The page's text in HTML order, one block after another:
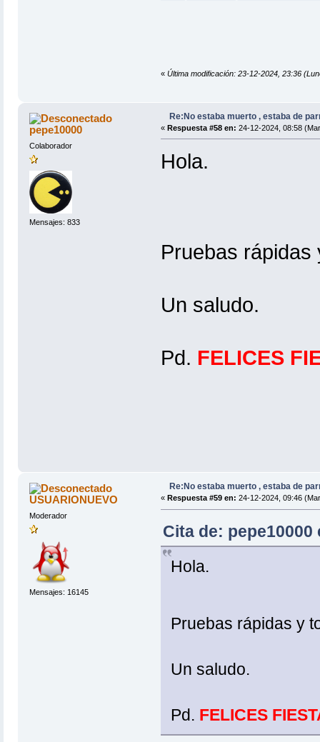
« Última modificación: 23-12-2024, 23:36
pepe10000
Colaborador
Mensajes: 833
Re:No estaba muerto , estaba de
« Respuesta #58 en: 24-12-2024, 08:58
Hola.
Pruebas
Un saludo.
Pd. FELICES
USUARIONUEVO
Moderador
Mensajes: 16145
Re:No estaba muerto , estaba de
« Respuesta #59 en: 24-12-2024, 09:46
Cita de: pepe10000
Hola.
Pruebas rápidas y
Un saludo.
Pd. FELICES